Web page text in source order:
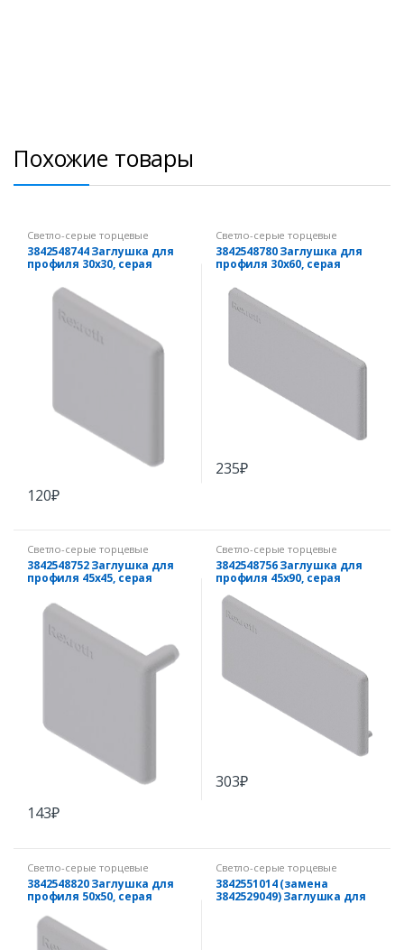
Похожие товары
Светло-серые торцевые
заглушки
3842548744 Заглушка для
профиля 30х30, серая
120₽
Светло-серые торцевые
заглушки
3842548780 Заглушка для
профиля 30х60, серая
235₽
Светло-серые торцевые
заглушки
3842548752 Заглушка для
профиля 45х45, серая
143₽
Светло-серые торцевые
заглушки
3842548756 Заглушка для
профиля 45х90, серая
303₽
Светло-серые торцевые
заглушки
3842548820 Заглушка для
профиля 50х50, серая
Светло-серые торцевые
заглушки
3842551014 (замена
3842529049) Заглушка для